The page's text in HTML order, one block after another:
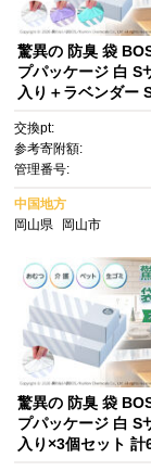
驚異の 防臭 袋
プパッケージ 白 S
入り＋ラベンダー
ズ200枚入り（3個
00枚 | 日用品 消耗
活用品 まとめ買い
量 日用消耗品 防災
臭袋 介護 赤ちゃん
つ BOS セット ふ
交換pt:
参考寄附額:
管理番号:
中国地方
岡山県
岡山市
驚異の 防臭 袋
プパッケージ 白 S
入り×3個セット 計